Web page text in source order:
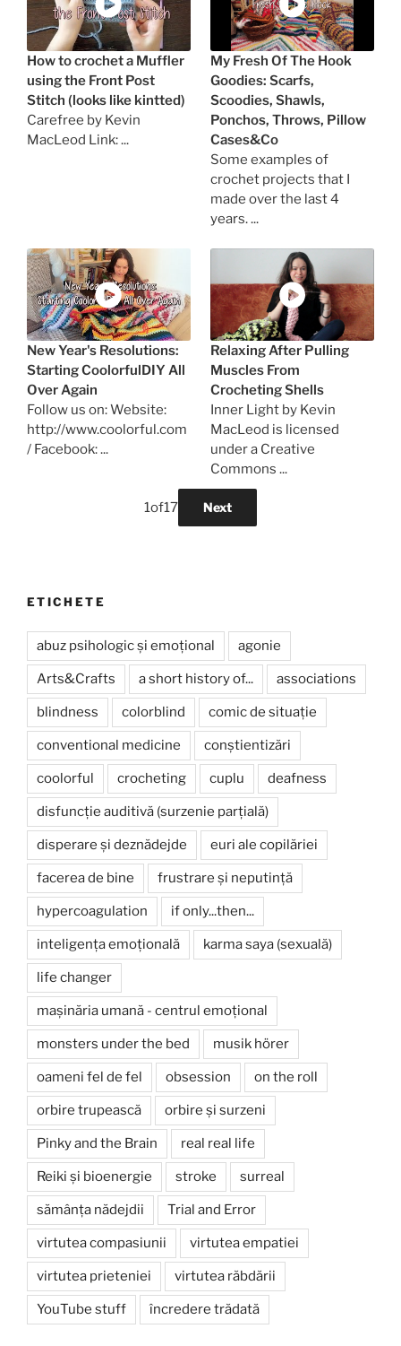
How to crochet a Muffler
using the Front Post
Stitch (looks like kintted)
Carefree by Kevin
MacLeod Link: ...
My Fresh Of The Hook
Goodies: Scarfs,
Scoodies, Shawls,
Ponchos, Throws, Pillow
Cases&Co
Some examples of
crochet projects that I
made over the last 4
years. ...
New Year's Resolutions:
Starting CoolorfulDIY All
Over Again
Follow us on: Website:
http://www.coolorful.com
/ Facebook: ...
Relaxing After Pulling
Muscles From
Crocheting Shells
Inner Light by Kevin
MacLeod is licensed
under a Creative
Commons ...
1of17 Next
ETICHETE
abuz psihologic și emoțional agonie
Arts&Crafts a short history of... associations
blindness colorblind comic de situație
conventional medicine conștientizări
coolorful crocheting cuplu deafness
disfuncție auditivă (surzenie parțială)
disperare și deznădejde euri ale copilăriei
facerea de bine frustrare și neputință
hypercoagulation if only...then...
inteligența emoțională karma saya (sexuală)
life changer
mașinăria umană - centrul emoțional
monsters under the bed musik hörer
oameni fel de fel obsession on the roll
orbire trupească orbire și surzeni
Pinky and the Brain real real life
Reiki și bioenergie stroke surreal
sămânța nădejdii Trial and Error
virtutea compasiunii virtutea empatiei
virtutea prieteniei virtutea răbdării
YouTube stuff încredere trădată